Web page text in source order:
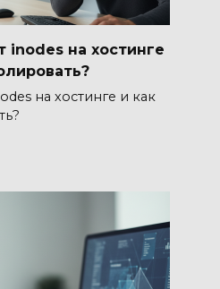
inodes на хостинге
на хостинге и как